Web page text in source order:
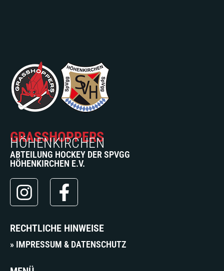
GRASSHOPPERS
HÖHENKIRCHEN
ABTEILUNG HOCKEY DER SPVGG
HÖHENKIRCHEN E.V.
RECHTLICHE HINWEISE
» IMPRESSUM & DATENSCHUTZ